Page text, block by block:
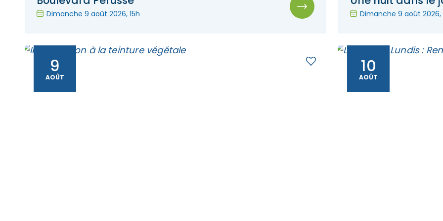
Dimanche 9 août 2026, 15h Dimanche 9 août 2026,
9
AOÛT
10
AOÛT